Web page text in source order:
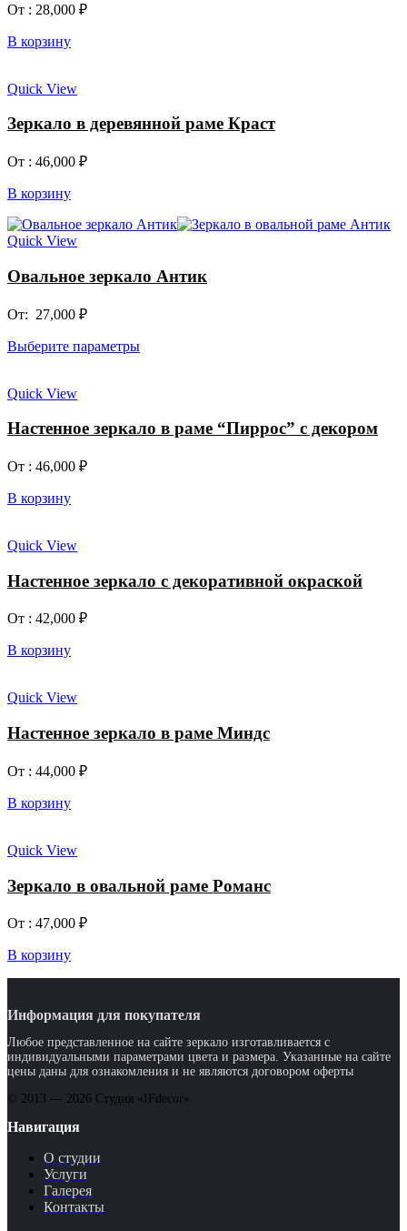
От : 28,000 ₽
В корзину
Quick View
Зеркало в деревянной раме Краст
От : 46,000 ₽
В корзину
Quick View
Овальное зеркало Антик
От: 27,000 ₽
Выберите параметры
Quick View
Настенное зеркало в раме “Пиррос” с декором
От : 46,000 ₽
В корзину
Quick View
Настенное зеркало с декоративной окраской
От : 42,000 ₽
В корзину
Quick View
Настенное зеркало в раме Миндс
От : 44,000 ₽
В корзину
Quick View
Зеркало в овальной раме Романс
От : 47,000 ₽
В корзину
Информация для покупателя
Любое представленное на сайте зеркало изготавливается с
индивидуальными параметрами цвета и размера. Указанные на сайте
цены даны для ознакомления и не являются договором оферты
© 2013 — 2026 Студия «IFdecor»
Навигация
О студии
Услуги
Галерея
Контакты